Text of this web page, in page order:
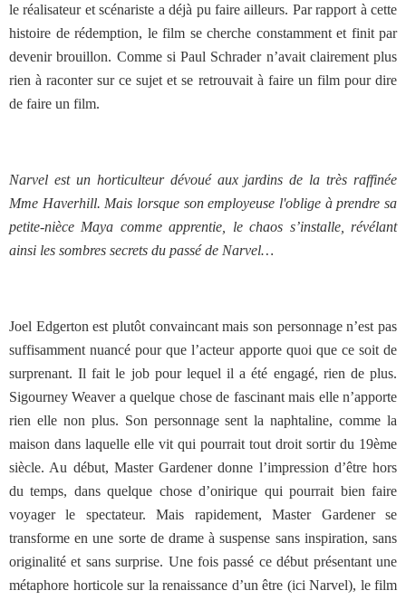
le réalisateur et scénariste a déjà pu faire ailleurs. Par rapport à cette
histoire de rédemption, le film se cherche constamment et finit par
devenir brouillon. Comme si Paul Schrader n’avait clairement plus
rien à raconter sur ce sujet et se retrouvait à faire un film pour dire
de faire un film.
Narvel est un horticulteur dévoué aux jardins de la très raffinée
Mme Haverhill. Mais lorsque son employeuse l'oblige à prendre sa
petite-nièce Maya comme apprentie, le chaos s’installe, révélant
ainsi les sombres secrets du passé de Narvel…
Joel Edgerton est plutôt convaincant mais son personnage n’est pas
suffisamment nuancé pour que l’acteur apporte quoi que ce soit de
surprenant. Il fait le job pour lequel il a été engagé, rien de plus.
Sigourney Weaver a quelque chose de fascinant mais elle n’apporte
rien elle non plus. Son personnage sent la naphtaline, comme la
maison dans laquelle elle vit qui pourrait tout droit sortir du 19ème
siècle. Au début, Master Gardener donne l’impression d’être hors
du temps, dans quelque chose d’onirique qui pourrait bien faire
voyager le spectateur. Mais rapidement, Master Gardener se
transforme en une sorte de drame à suspense sans inspiration, sans
originalité et sans surprise. Une fois passé ce début présentant une
métaphore horticole sur la renaissance d’un être (ici Narvel), le film